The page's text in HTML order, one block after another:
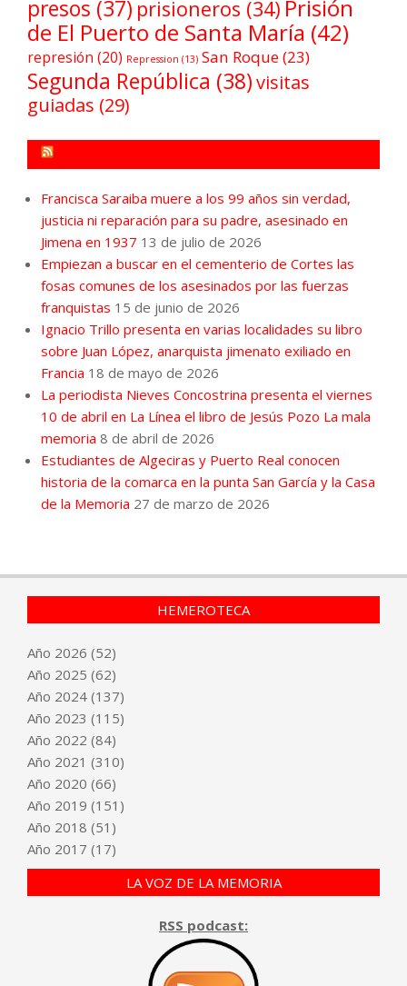
presos (37) prisioneros (34) Prisión
de El Puerto de Santa María (42)
represión (20) Repression (13) San Roque(23)
Segunda República (38)visitas
guiadas (29)
Francisca Saraiba muere a los 99 años sin verdad,
justicia ni reparación para su padre, asesinado en
Jimena en 1937 13 de julio de 2026
Empiezan a buscar en el cementerio de Cortes las
fosas comunes de los asesinados por las fuerzas
franquistas 15 de junio de 2026
Ignacio Trillo presenta en varias localidades su libro
sobre Juan López, anarquista jimenato exiliado en
Francia 18 de mayo de 2026
La periodista Nieves Concostrina presenta el viernes
10 de abril en La Línea el libro de Jesús Pozo La mala
memoria 8 de abril de 2026
Estudiantes de Algeciras y Puerto Real conocen
historia de la comarca en la punta San García y la Casa
de la Memoria 27 de marzo de 2026
HEMEROTECA
Año 2026 (52)
Año 2025 (62)
Año 2024 (137)
Año 2023 (115)
Año 2022 (84)
Año 2021 (310)
Año 2020 (66)
Año 2019 (151)
Año 2018 (51)
Año 2017 (17)
LA VOZ DE LA MEMORIA
RSS podcast: